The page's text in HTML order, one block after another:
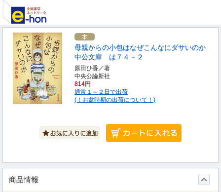
母親からの小包はなぜこんなにダサいのか
中公文庫 は７４－２
原田ひ香／著
中央公論新社
814円
通常１～２日で出荷
(！お盆時期の出荷について！)
商品情報